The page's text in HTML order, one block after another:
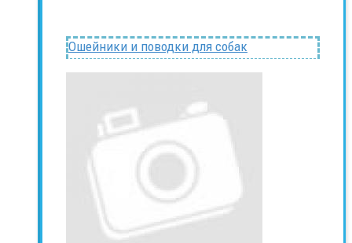
Ошейники и поводки для собак